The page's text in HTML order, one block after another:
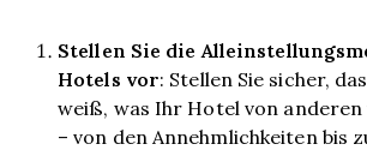
Stellen Sie die
Hotels vor: Stellen Sie sicher,
weiß, was Ihr Hotel von
– von den Annehmlichkeiten bis